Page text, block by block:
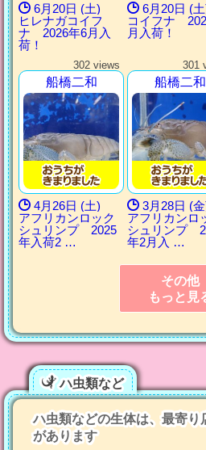
6月20日 (土)
ヒレナガコイフ
ナ 2026年6月入
荷！
6月20日 (
コイフナ
月入荷！
302 views
船橋二和
4月26日 (土)
アフリカンロック
シュリンプ 2025
年入荷2 …
301
船橋二和
3月28日 (
アフリカンロ
シュリンプ
年2月入 …
その他
もっと見
ハ虫類など
ハ虫類などの生体は、最寄り
があります